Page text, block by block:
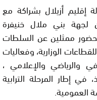
إقليم أزيلال بشراكة مع
لجهة بني ملال خنيفرة
بحضور ممثلين عن السلطات
الوزارية، وفعاليات
والرياضي والإعلامي ،
في إطار المرحلة الترابية
العمومية.